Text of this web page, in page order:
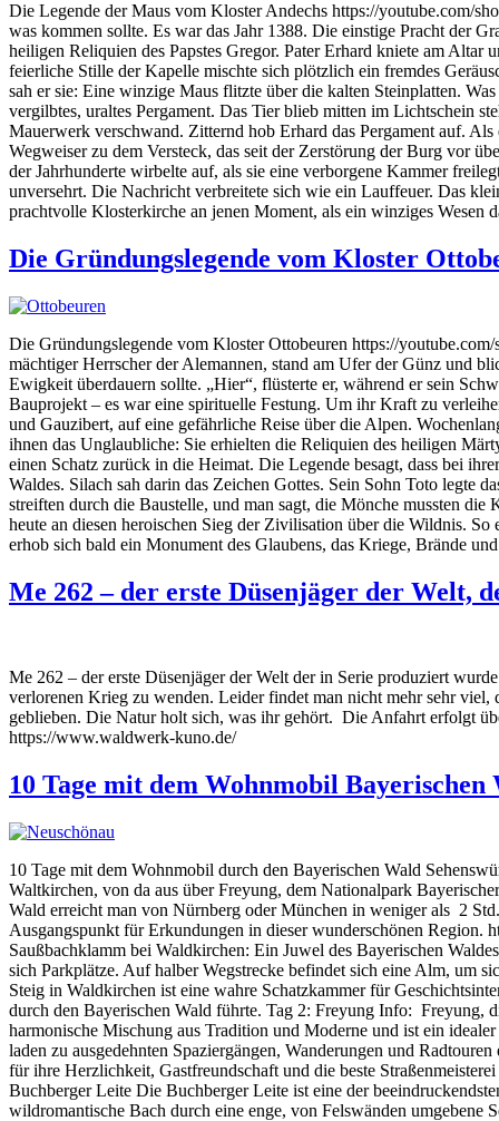
Die Legende der Maus vom Kloster Andechs https://youtube.com/
was kommen sollte. Es war das Jahr 1388. Die einstige Pracht der
heiligen Reliquien des Papstes Gregor. Pater Erhard kniete am
feierliche Stille der Kapelle mischte sich plötzlich ein fremdes
sah er sie: Eine winzige Maus flitzte über die kalten Steinplatten.
vergilbtes, uraltes Pergament. Das Tier blieb mitten im Lichtschein
Mauerwerk verschwand. Zitternd hob Erhard das Pergament auf.
Wegweiser zu dem Versteck, das seit der Zerstörung der Burg vor
der Jahrhunderte wirbelte auf, als sie eine verborgene Kammer
unversehrt. Die Nachricht verbreitete sich wie ein Lauffeuer. Das
prachtvolle Klosterkirche an jenen Moment, als ein winziges Wesen
Die Gründungslegende vom Kloster
Die Gründungslegende vom Kloster Ottobeuren https://
mächtiger Herrscher der Alemannen, stand am Ufer der Günz und
Ewigkeit überdauern sollte. „Hier“, flüsterte er, während er sein
Bauprojekt – es war eine spirituelle Festung. Um ihr Kraft zu
und Gauzibert, auf eine gefährliche Reise über die Alpen.
ihnen das Unglaubliche: Sie erhielten die Reliquien des heiligen
einen Schatz zurück in die Heimat. Die Legende besagt, dass bei
Waldes. Silach sah darin das Zeichen Gottes. Sein Sohn Toto legte
streiften durch die Baustelle, und man sagt, die Mönche mussten
heute an diesen heroischen Sieg der Zivilisation über die Wildnis.
erhob sich bald ein Monument des Glaubens, das Kriege, Brände
Me 262 – der erste Düsenjäger der Welt,
Me 262 – der erste Düsenjäger der Welt der in Serie produziert
verlorenen Krieg zu wenden. Leider findet man nicht mehr sehr viel,
geblieben. Die Natur holt sich, was ihr gehört. Die Anfahrt erfolgt
https://www.waldwerk-kuno.de/
10 Tage mit dem Wohnmobil
10 Tage mit dem Wohnmobil durch den Bayerischen Wald
Waltkirchen, von da aus über Freyung, dem Nationalpark
Wald erreicht man von Nürnberg oder München in weniger als 2
Ausgangspunkt für Erkundungen in dieser wunderschönen
Saußbachklamm bei Waldkirchen: Ein Juwel des Bayerischen
sich Parkplätze. Auf halber Wegstrecke befindet sich eine Alm, um
Steig in Waldkirchen ist eine wahre Schatzkammer für
durch den Bayerischen Wald führte. Tag 2: Freyung Info: Freyung,
harmonische Mischung aus Tradition und Moderne und ist ein
laden zu ausgedehnten Spaziergängen, Wanderungen und
für ihre Herzlichkeit, Gastfreundschaft und die beste
Buchberger Leite Die Buchberger Leite ist eine der
wildromantische Bach durch eine enge, von Felswänden